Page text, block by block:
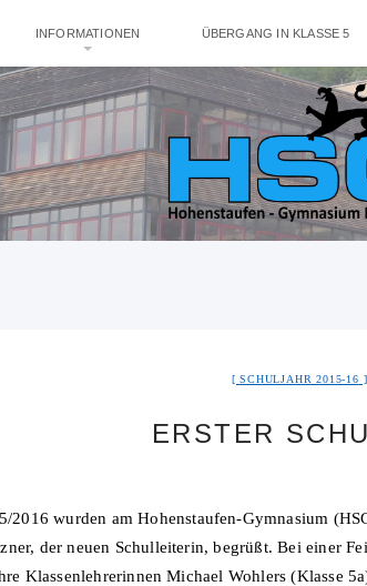
INFORMATIONEN ÜBERGANG IN KLASSE 5
SCHULJAHR 2015-16
ERSTER
2016 wurden am Hohenstaufen-Gymnasium
der neuen Schulleiterin, begrüßt. Bei einer
Klassenlehrerinnen Michael Wohlers (Klasse